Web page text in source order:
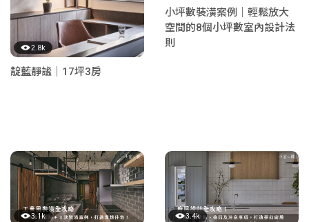
2.8k
靛藍靜謐｜17坪3房
小坪數裝潢案例｜輕鬆放大
空間的8個小坪數室內設計法
則
3.1k 3.4k